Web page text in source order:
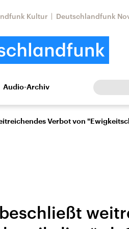
Kultur Deutschlandfunk
Kultur Europa
und
Iran
Audio-Archiv
Verbot von